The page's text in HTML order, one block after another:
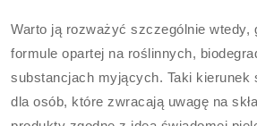
Warto ją rozważyć szczególnie wtedy,
formule opartej na roślinnych,
substancjach myjących. Taki kierunek
dla osób, które zwracają uwagę na